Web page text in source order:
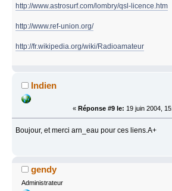
http://www.astrosurf.com/lombry/qsl-licence.htm
http://www.ref-union.org/
http://fr.wikipedia.org/wiki/Radioamateur
Indien
« Réponse #9 le: 19 juin 2004,
Boujour, et merci arn_eau pour ces liens.A+
gendy
Administrateur